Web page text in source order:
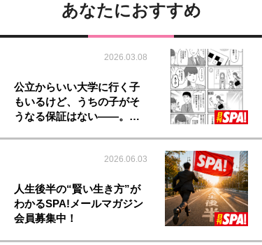
あなたにおすすめ
2026.03.08
公立からいい大学に行く子
もいるけど、うちの子がそ
うなる保証はない――。…
2026.06.03
人生後半の“賢い生き方”が
わかるSPA!メールマガジン
会員募集中！